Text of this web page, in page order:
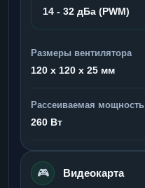
14 - 32 дБа (PWM)
Размеры вентилятора
120 x 120 x 25 мм
Рассеиваемая мощность
260 Вт
🎮 Видеокарта